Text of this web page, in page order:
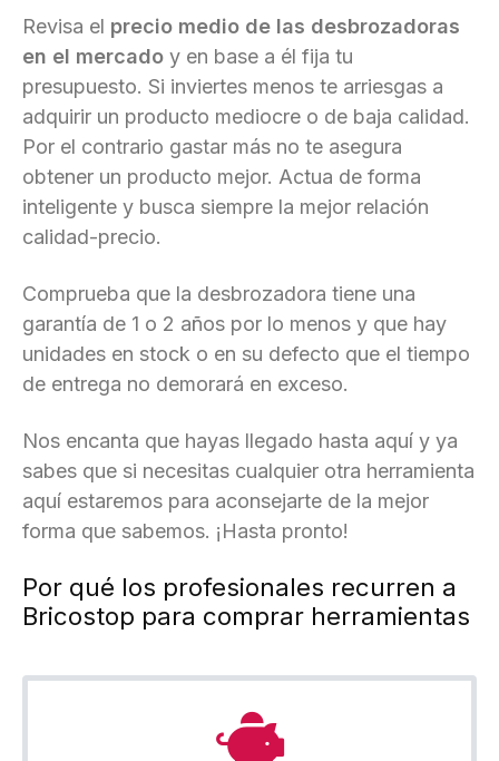
Revisa el precio medio de las desbrozadoras
en el mercado y en base a él fija tu
presupuesto. Si inviertes menos te arriesgas a
adquirir un producto mediocre o de baja calidad.
Por el contrario gastar más no te asegura
obtener un producto mejor. Actua de forma
inteligente y busca siempre la mejor relación
calidad-precio.
Comprueba que la desbrozadora tiene una
garantía de 1 o 2 años por lo menos y que hay
unidades en stock o en su defecto que el tiempo
de entrega no demorará en exceso.
Nos encanta que hayas llegado hasta aquí y ya
sabes que si necesitas cualquier otra herramienta
aquí estaremos para aconsejarte de la mejor
forma que sabemos. ¡Hasta pronto!
Por qué los profesionales recurren a
Bricostop para comprar herramientas